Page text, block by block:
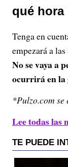
qué
Tenga en
empezará a
No se vaya a
ocurrirá en la
*Pulzo.com se
Lee todas las